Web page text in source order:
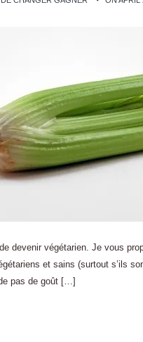
devenir végétarien. Je vous
et sains (surtout s’ils
pas de goût […]